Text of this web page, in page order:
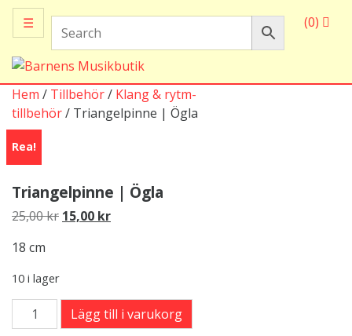
☰ (0)
Hem / Tillbehör/ Klang & rytm-
tillbehör/ Triangelpinne | Ögla
Rea!
Triangelpinne | Ögla
25,00kr Det
15,00 krDet
18 cm
10 i lager
Triangelpinne
|
Lägg till i varukorg